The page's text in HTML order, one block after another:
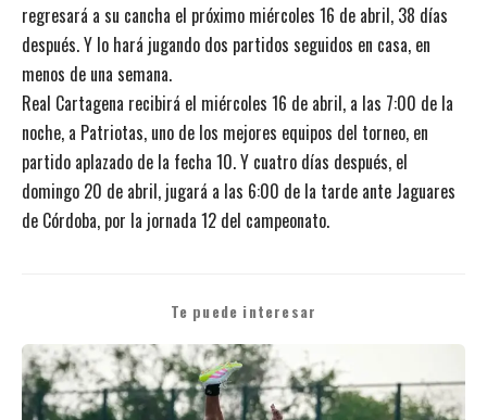
regresará a su cancha el próximo miércoles 16 de abril, 38 días
después. Y lo hará jugando dos partidos seguidos en casa, en
menos de una semana.
Real Cartagena recibirá el miércoles 16 de abril, a las 7:00 de la
noche, a Patriotas, uno de los mejores equipos del torneo, en
partido aplazado de la fecha 10. Y cuatro días después, el
domingo 20 de abril, jugará a las 6:00 de la tarde ante Jaguares
de Córdoba, por la jornada 12 del campeonato.
Te puede interesar